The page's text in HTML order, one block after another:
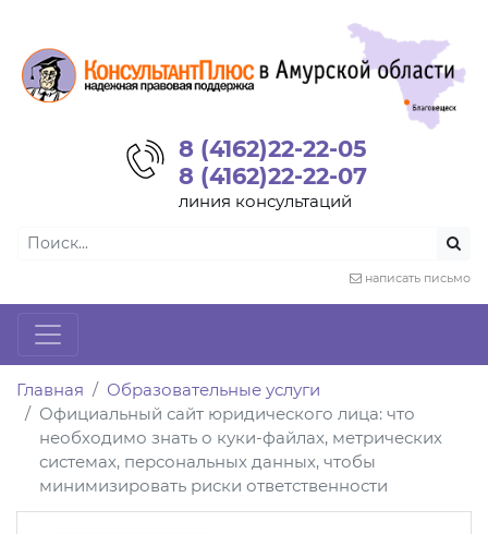
8 (4162)22-22-05
8 (4162)22-22-07
линия консультаций
написать письмо
Главная
Образовательные услуги
Официальный сайт юридического лица: что
необходимо знать о куки-файлах, метрических
системах, персональных данных, чтобы
минимизировать риски ответственности